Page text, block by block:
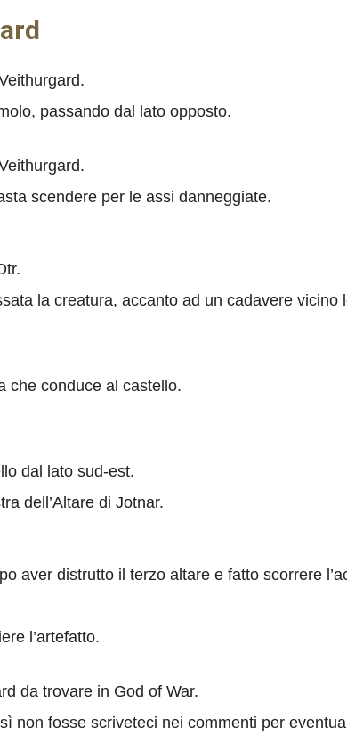
passando dal lato opposto.
scendere per le assi danneggiate.
la creatura, accanto ad un cadavere
che conduce al castello.
dal lato sud-est.
dell’Altare di Jotnar.
aver distrutto il terzo altare e fatto scorrere
l’artefatto.
da trovare in God of War.
non fosse scriveteci nei commenti per